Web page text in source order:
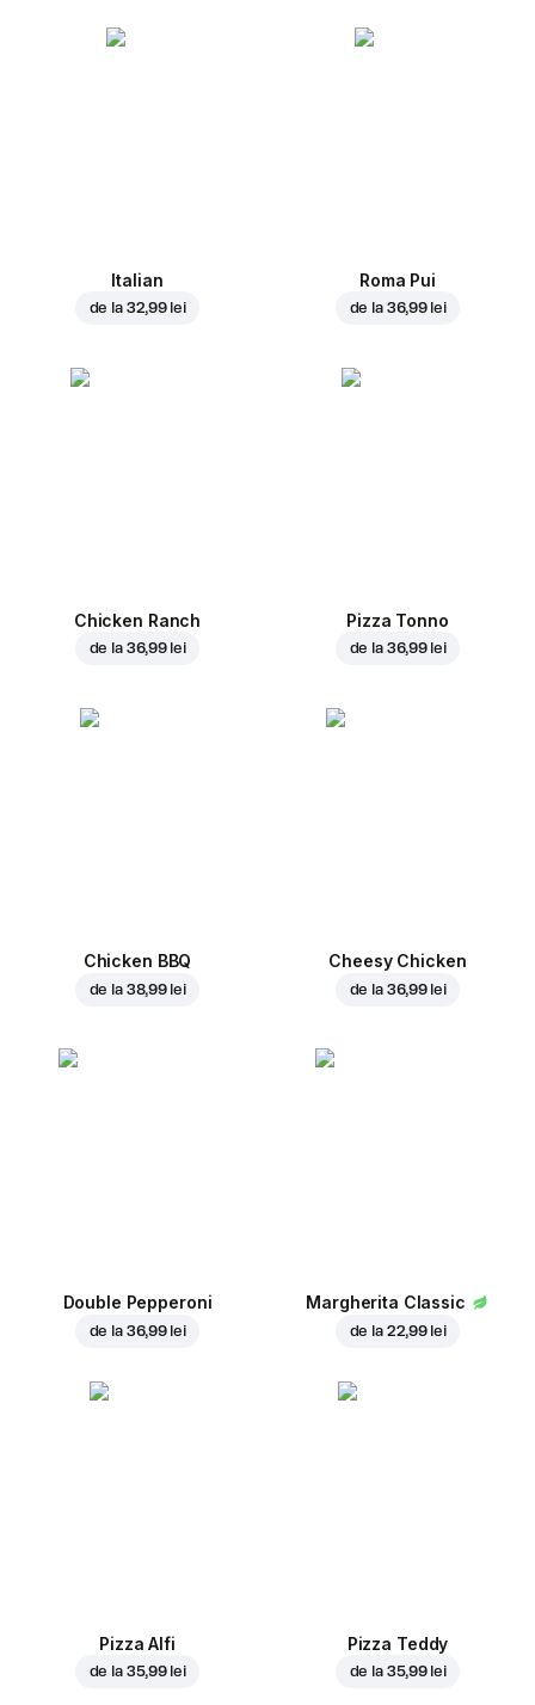
Italian
de la 32,99 lei
Roma Pui
de la 36,99 lei
Chicken Ranch
de la 36,99 lei
Pizza Tonno
de la 36,99 lei
Chicken BBQ
de la 38,99 lei
Cheesy Chicken
de la 36,99 lei
Double Pepperoni
de la 36,99 lei
Margherita Classic
de la 22,99 lei
Pizza Alfi
de la 35,99 lei
Pizza Teddy
de la 35,99 lei